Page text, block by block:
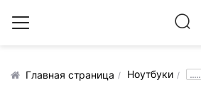
Главная страница Ноутбуки .....